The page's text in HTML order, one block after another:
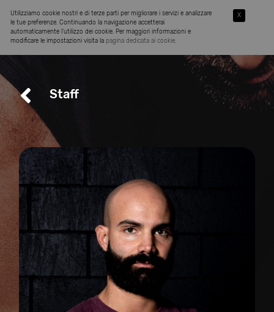
Staff
Utilizziamo cookie nostri e di terze parti per migliorare i servizi e analizzare
le tue preferenze. Continuando la navigazione accetterai
automaticamente l’utilizzo dei cookie. Per maggiori informazioni e
modificare le impostazioni visita la pagina dedicata ai cookie.
X